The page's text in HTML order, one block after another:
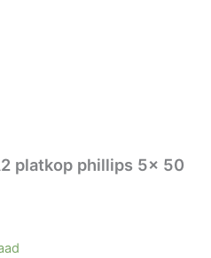
platkop phillips 5x 50